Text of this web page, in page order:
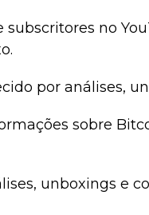
subscritores no
por análises,
sobre
unboxings e